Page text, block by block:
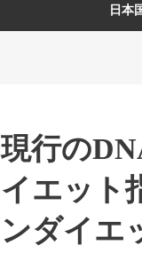
日本
現行の
イエット
ンダイエ